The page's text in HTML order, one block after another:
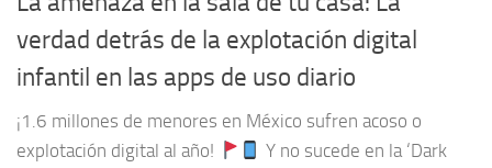
verdad detrás de la explotación digital
infantil en las apps de uso diario
¡1.6 millones de menores en México sufren acoso o
explotación digital al año!
Y no sucede en la ‘Dark